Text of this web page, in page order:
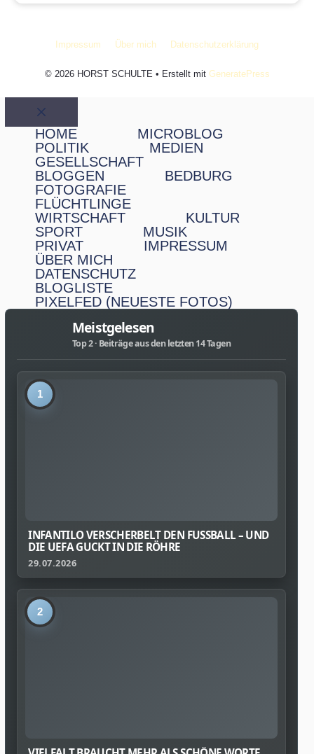
Impressum Über mich Datenschutzerklärung
© 2026 HORST SCHULTE • Erstellt mit GeneratePress
Schließen
HOME
MICROBLOG
POLITIK
MEDIEN
GESELLSCHAFT
BLOGGEN
BEDBURG
FOTOGRAFIE
FLÜCHTLINGE
WIRTSCHAFT
KULTUR
SPORT
MUSIK
PRIVAT
IMPRESSUM
ÜBER MICH
DATENSCHUTZ
BLOGLISTE
PIXELFED (NEUESTE FOTOS)
Meistgelesen
Top 2 · Beiträge aus den letzten 14 Tagen
1
INFANTILO VERSCHERBELT DEN FUSSBALL – UND D
IE UEFA GUCKT IN DIE RÖHRE
29.07.2026
2